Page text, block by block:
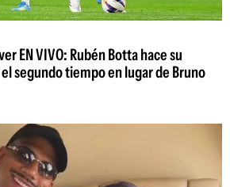
EN VIVO: Rubén Botta hace su
segundo tiempo en lugar de Bruno